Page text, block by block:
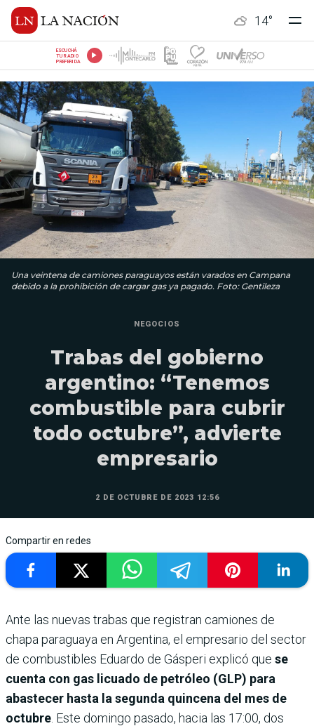
14°
ESCUCHÁ
TU RADIO
PREFERIDA
Una veintena de camiones paraguayos están varados en Campana
debido a la prohibición de cargar gas ya pagado. Foto: Gentileza
NEGOCIOS
Trabas del gobierno
argentino: “Tenemos
combustible para cubrir
todo octubre”, advierte
empresario
2 DE OCTUBRE DE 2023 12:56
Compartir en redes
Ante las nuevas trabas que registran camiones de
chapa paraguaya en Argentina, el empresario del sector
de combustibles Eduardo de Gásperi explicó que se
cuenta con gas licuado de petróleo (GLP) para
abastecer hasta la segunda quincena del mes de
octubre . Este domingo pasado, hacia las 17:00, dos